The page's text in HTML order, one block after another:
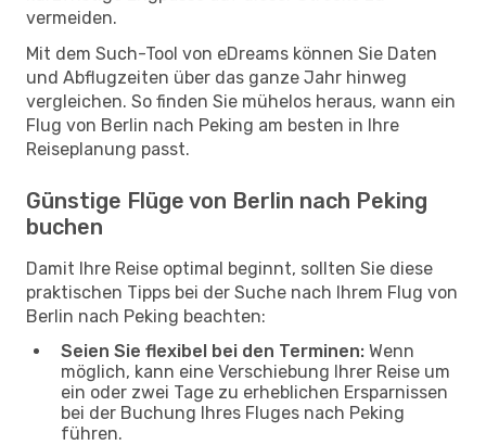
vermeiden.
Mit dem Such-Tool von eDreams können Sie Daten
und Abflugzeiten über das ganze Jahr hinweg
vergleichen. So finden Sie mühelos heraus, wann ein
Flug von Berlin nach Peking am besten in Ihre
Reiseplanung passt.
Günstige Flüge von Berlin nach Peking
buchen
Damit Ihre Reise optimal beginnt, sollten Sie diese
praktischen Tipps bei der Suche nach Ihrem Flug von
Berlin nach Peking beachten:
Seien Sie flexibel bei den Terminen: Wenn
möglich, kann eine Verschiebung Ihrer Reise um
ein oder zwei Tage zu erheblichen Ersparnissen
bei der Buchung Ihres Fluges nach Peking
führen.